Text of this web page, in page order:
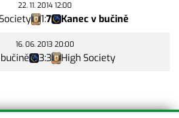
22. 11. 2014 12:00
1:7 Kanec v bučině
16. 06. 2013 20:00
3:3 High Society